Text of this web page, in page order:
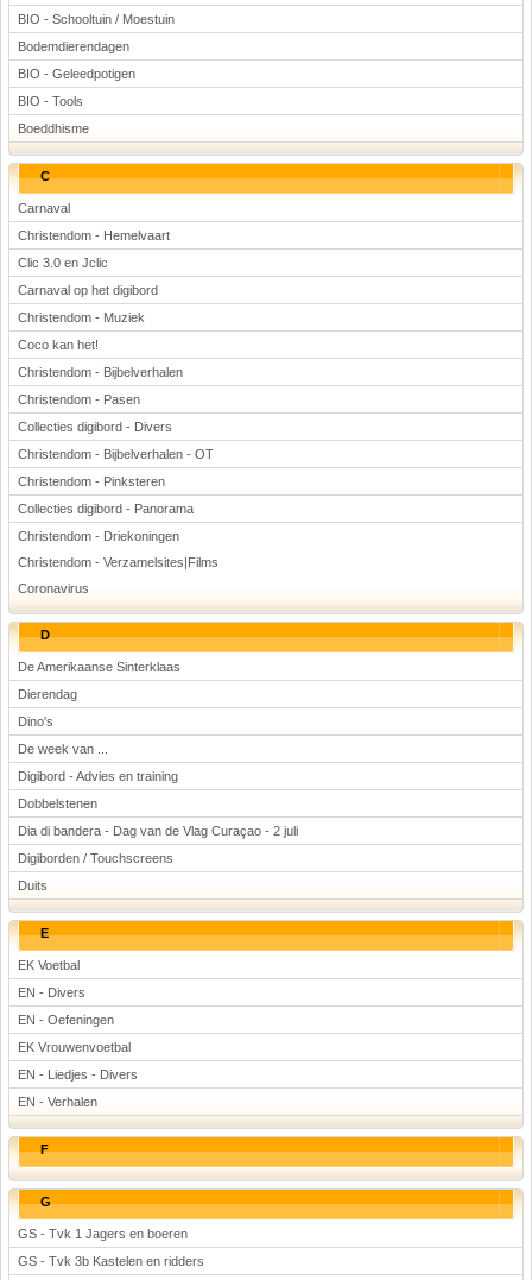
BIO - Schooltuin / Moestuin
Bodemdierendagen
BIO - Geleedpotigen
BIO - Tools
Boeddhisme
C
Carnaval
Christendom - Hemelvaart
Clic 3.0 en Jclic
Carnaval op het digibord
Christendom - Muziek
Coco kan het!
Christendom - Bijbelverhalen
Christendom - Pasen
Collecties digibord - Divers
Christendom - Bijbelverhalen - OT
Christendom - Pinksteren
Collecties digibord - Panorama
Christendom - Driekoningen
Christendom - Verzamelsites|Films
Coronavirus
D
De Amerikaanse Sinterklaas
Dierendag
Dino's
De week van ...
Digibord - Advies en training
Dobbelstenen
Dia di bandera - Dag van de Vlag Curaçao - 2 juli
Digiborden / Touchscreens
Duits
E
EK Voetbal
EN - Divers
EN - Oefeningen
EK Vrouwenvoetbal
EN - Liedjes - Divers
EN - Verhalen
F
G
GS - Tvk 1 Jagers en boeren
GS - Tvk 3b Kastelen en ridders